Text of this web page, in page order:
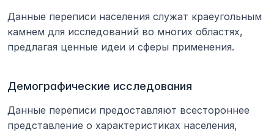
Данные переписи населения служат краеугольным
камнем для исследований во многих областях,
предлагая ценные идеи и сферы применения.
Демографические исследования
Данные переписи предоставляют всестороннее
представление о характеристиках населения,